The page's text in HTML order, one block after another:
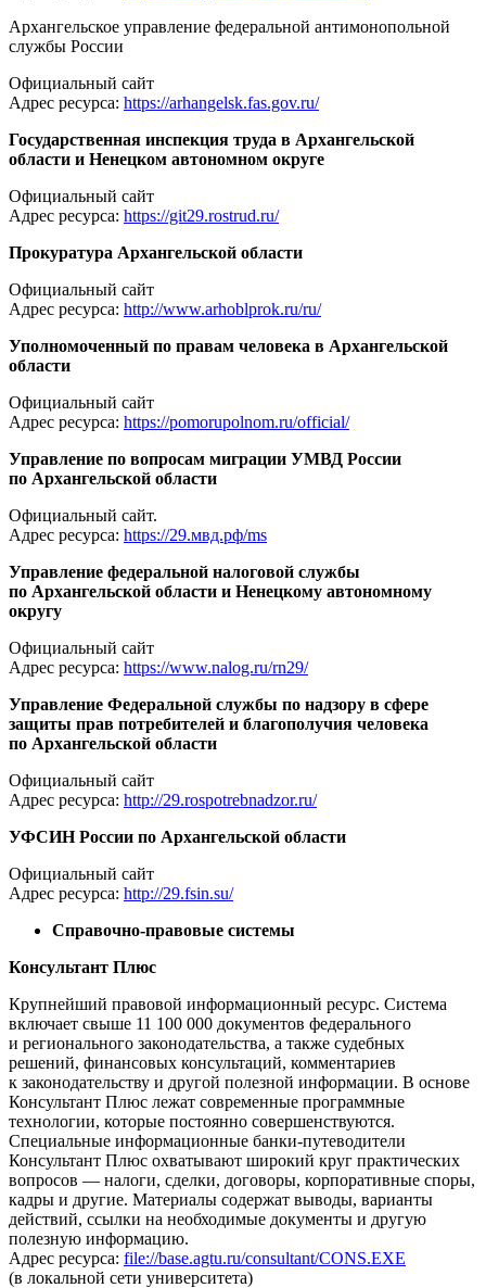
Архангельское управление федеральной антимонопольной
службы России
Официальный сайт
Адрес ресурса: https://arhangelsk.fas.gov.ru/
Государственная инспекция труда в Архангельской
области и Ненецком автономном округе
Официальный сайт
Адрес ресурса: https://git29.rostrud.ru/
Прокуратура Архангельской области
Официальный сайт
Адрес ресурса: http://www.arhoblprok.ru/ru/
Уполномоченный по правам человека в Архангельской
области
Официальный сайт
Адрес ресурса: https://pomorupolnom.ru/official/
Управление по вопросам миграции УМВД России
по Архангельской области
Официальный сайт.
Адрес ресурса: https://29.мвд.рф/ms
Управление федеральной налоговой службы
по Архангельской области и Ненецкому автономному
округу
Официальный сайт
Адрес ресурса: https://www.nalog.ru/rn29/
Управление Федеральной службы по надзору в сфере
защиты прав потребителей и благополучия человека
по Архангельской области
Официальный сайт
Адрес ресурса: http://29.rospotrebnadzor.ru/
УФСИН России по Архангельской области
Официальный сайт
Адрес ресурса: http://29.fsin.su/
Справочно-правовые системы
Консультант Плюс
Крупнейший правовой информационный ресурс. Система
включает свыше 11 100 000 документов федерального
и регионального законодательства, а также судебных
решений, финансовых консультаций, комментариев
к законодательству и другой полезной информации. В основе
Консультант Плюс лежат современные программные
технологии, которые постоянно совершенствуются.
Специальные информационные банки-путеводители
Консультант Плюс охватывают широкий круг практических
вопросов — налоги, сделки, договоры, корпоративные споры,
кадры и другие. Материалы содержат выводы, варианты
действий, ссылки на необходимые документы и другую
полезную информацию.
Адрес ресурса: file://base.agtu.ru/consultant/CONS.EXE
(в локальной сети университета)